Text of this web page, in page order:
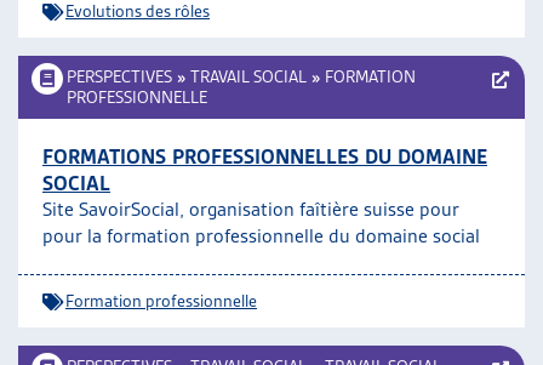
Evolutions des rôles
PERSPECTIVES » TRAVAIL SOCIAL » FORMATION
PROFESSIONNELLE
FORMATIONS PROFESSIONNELLES DU DOMAINE
SOCIAL
Site SavoirSocial, organisation faîtière suisse pour
pour la formation professionnelle du domaine social
Formation professionnelle